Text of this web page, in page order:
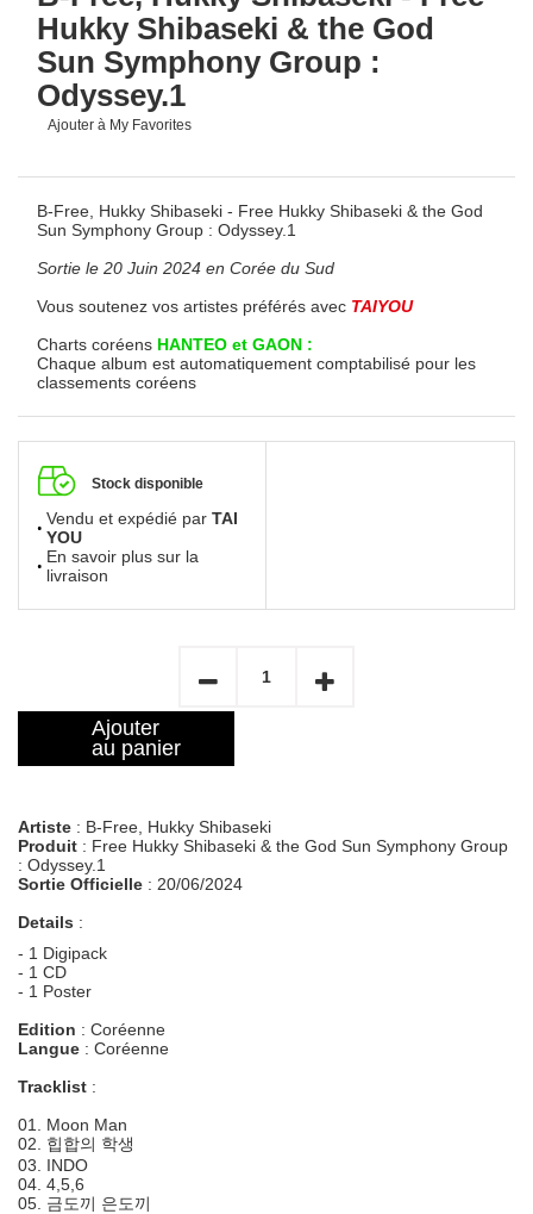
Hukky Shibaseki & the God
Sun Symphony Group :
Odyssey.1
Ajouter à My Favorites
B-Free, Hukky Shibaseki - Free Hukky Shibaseki & the God
Sun Symphony Group : Odyssey.1
Sortie le 20 Juin 2024 en Corée du Sud
Vous soutenez vos artistes préférés avec TAIYOU
Charts coréens HANTEO et GAON :
Chaque album est automatiquement comptabilisé pour les
classements coréens
Stock disponible
Vendu et expédié par TAI
YOU
En savoir plus sur la
livraison
Ajouter
au panier
Artiste : B-Free, Hukky Shibaseki
Produit : Free Hukky Shibaseki & the God Sun Symphony Group
: Odyssey.1
Sortie Officielle : 20/06/2024
Details :
- 1 Digipack
- 1 CD
- 1 Poster
Edition : Coréenne
Langue : Coréenne
Tracklist :
01.
Moon Man
02.
힙합의 학생
03.
INDO
04. 4,5,6
05. 금도끼 은도끼